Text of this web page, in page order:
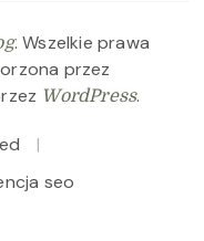
. Wszelkie prawa
przez
WordPress.
seo